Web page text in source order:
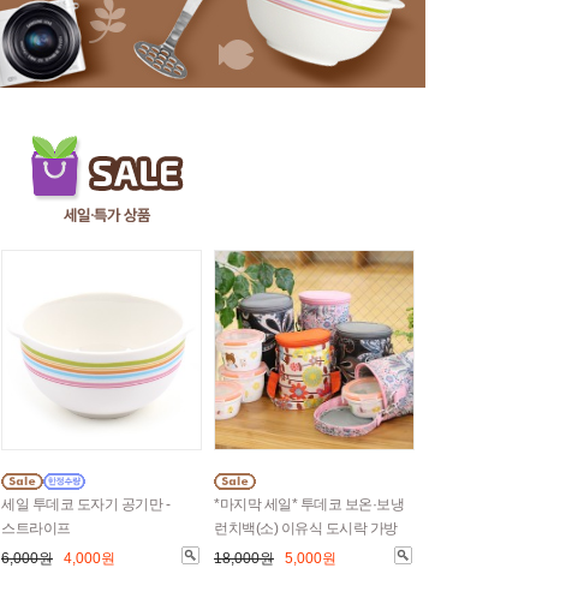
세일 투데코 도자기 공기만 -
스트라이프
6,000원 4,000원
*마지막 세일* 투데코 보온·보냉
런치백(소) 이유식 도시락 가방
18,000원 5,000원